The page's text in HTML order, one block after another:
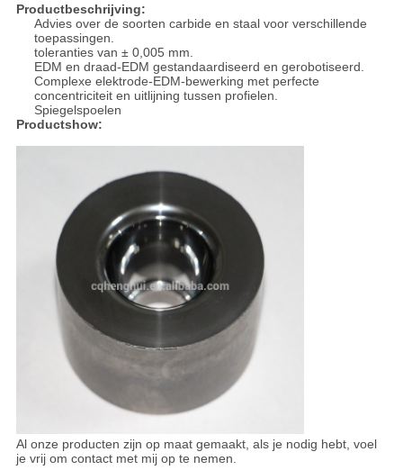
Productbeschrijving:
Advies over de soorten carbide en staal voor verschillende
toepassingen.
toleranties van ± 0,005 mm.
EDM en draad-EDM gestandaardiseerd en gerobotiseerd.
Complexe elektrode-EDM-bewerking met perfecte
concentriciteit en uitlijning tussen profielen.
Spiegelspoelen
Productshow:
Al onze producten zijn op maat gemaakt, als je nodig hebt, voel
je vrij om contact met mij op te nemen.